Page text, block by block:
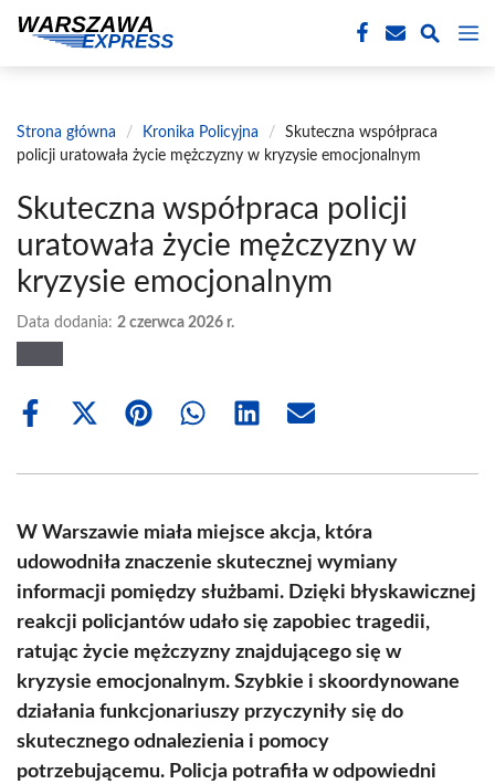
treści
Strona główna / Kronika Policyjna /
Skuteczna współpraca
policji uratowała życie mężczyzny w kryzysie emocjonalnym
Skuteczna współpraca policji
uratowała życie mężczyzny w
kryzysie emocjonalnym
Data dodania: 2 czerwca 2026 r.
Share
Share
(Twitter)
Share Share Share Share
W Warszawie miała miejsce akcja, która
udowodniła znaczenie skutecznej wymiany
informacji pomiędzy służbami. Dzięki błyskawicznej
reakcji policjantów udało się zapobiec tragedii,
ratując życie mężczyzny znajdującego się w
kryzysie emocjonalnym. Szybkie i skoordynowane
działania funkcjonariuszy przyczyniły się do
skutecznego odnalezienia i pomocy
potrzebującemu. Policja potrafiła w odpowiedni